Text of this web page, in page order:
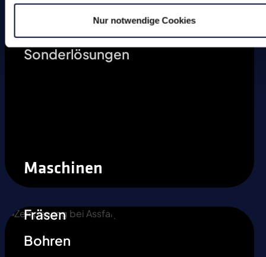
Nur notwendige Cookies
Werkzeugschleifmaschinen
Sonderlösungen
Maschinen
Fräsen
Bohren